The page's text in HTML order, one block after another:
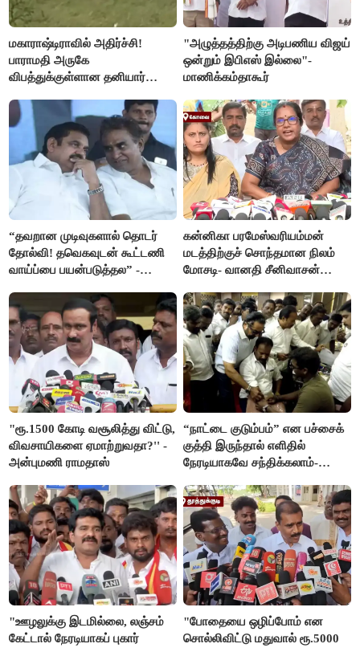
மகாராஷ்டிராவில் அதிர்ச்சி!
பாராமதி அருகே
விபத்துக்குள்ளான தனியார்
"அழுத்தத்திற்கு அடிபணிய விஜய்
ஒன்றும் இபிஎஸ் இல்லை"-
மாணிக்கம்தாகூர்
“தவறான முடிவுகளால் தொடர்
தோல்வி! தவெகவுடன் கூட்டணி
வாய்ப்பை பயன்படுத்தல” -
கன்னிகா பரமேஸ்வரியம்மன்
மடத்திற்குச் சொந்தமான நிலம்
மோசடி- வானதி சீனிவாசன்
"ரூ.1500 கோடி வசூலித்து விட்டு,
விவசாயிகளை ஏமாற்றுவதா?'' -
அன்புமணி ராமதாஸ்
“நாட்டை குடும்பம்” என பச்சைக்
குத்தி இருந்தால் எளிதில்
நேரடியாகவே சந்திக்கலாம்-
"ஊழலுக்கு இடமில்லை, லஞ்சம்
கேட்டால் நேரடியாகப் புகார்
"போதையை ஒழிப்போம் என
சொல்லிவிட்டு மதுவால் ரூ.5000